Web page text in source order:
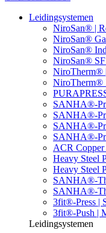
Leidingsystemen
NiroSan® |
NiroSan®
NiroSan®
NiroSan® SF
NiroTherm®
NiroTherm®
SANHA®-
SANHA®-
SANHA®-
SANHA®-
ACR Copper
Heavy Steel
Heavy Steel
SANHA®-
SANHA®-
3fit®-Press |
3fit®-Push |
Leidingsystemen